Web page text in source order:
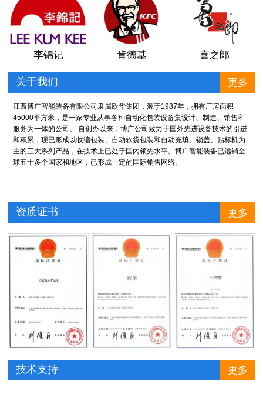
李锦记 肯德基 喜之郎
关于我们 更多
江西博广智能装备有限公司隶属欧华集团，源于1987年 ，拥有厂房面积
45000平方米，是一家专业从事各种自动化包装设备集设计、制造、销售和
服务为一体的公司。 自创办以来，博广公司致力于国外先进设备技术的引进
和积累，现已形成以收缩包装、自动软袋包装和自动充填、锁盖、贴标机为
主的三大系列产品，在技术上已处于国內领先水平。博广智能装备已远销全
球五十多个国家和地区，已形成一定的国际销售网络。
资质证书 更多
技术支持 更多